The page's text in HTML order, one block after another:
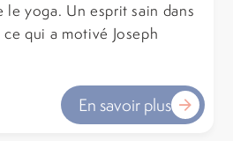
yoga. Un esprit sain dans
qui a motivé Joseph
En savoir plus